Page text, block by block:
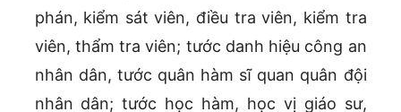
phán, kiểm sát viên, điều tra viên, kiểm tra
viên, thẩm tra viên; tước danh hiệu công an
nhân dân, tước quân hàm sĩ quan quân đội
nhân dân; tước học hàm, học vị giáo sư,